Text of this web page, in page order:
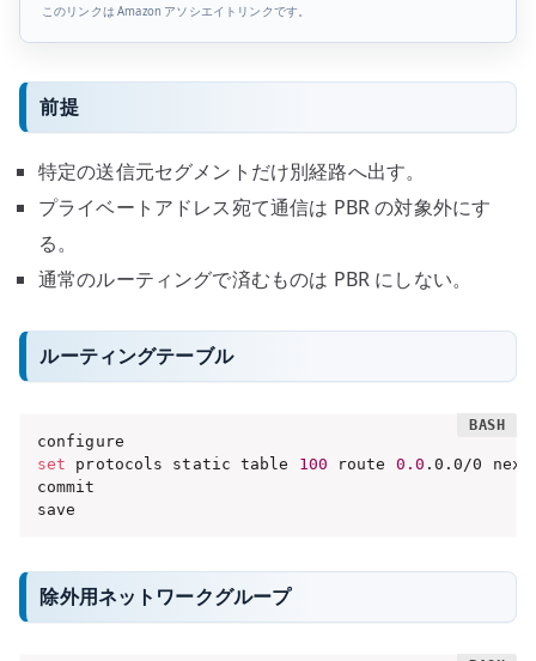
このリンクは Amazon アソシエイトリンクです。
前提
特定の送信元セグメントだけ別経路へ出す。
プライベートアドレス宛て通信は PBR の対象外にす
る。
通常のルーティングで済むものは PBR にしない。
ルーティングテーブル
set protocols static table 100 route 0.0 .0.0/0
commit
save
除外用ネットワークグループ